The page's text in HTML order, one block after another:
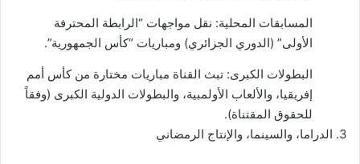
المسابقات المحلية: نقل مواجهات “الرابطة المحترفة
الأولى” (الدوري الجزائري) ومباريات “كأس الجمهورية”.
البطولات الكبرى: تبث القناة مباريات مختارة من كأس أمم
إفريقيا، والألعاب الأولمبية، والبطولات الدولية الكبرى (وفقاً
للحقوق المقتناة).
3. الدراما، والسينما، والإنتاج الرمضاني